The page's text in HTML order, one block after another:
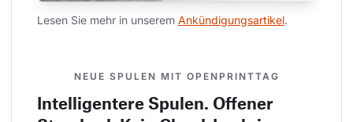
Lesen Sie mehr in unserem Ankündigungsartikel.
NEUE SPULEN MIT OPENPRINTTAG
Intelligentere Spulen. Offener